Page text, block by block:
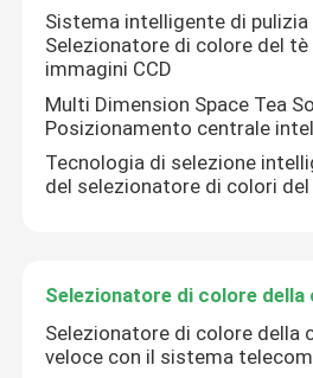
Sistema intelligente di pulizia
Selezionatore di colore del
immagini CCD
Multi Dimension Space Tea
Posizionamento centrale
Tecnologia di selezione
del selezionatore di colori del
Selezionatore di colore della
Selezionatore di colore della
veloce con il sistema